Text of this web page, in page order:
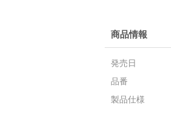
商品情報
発売日
品番
製品仕様